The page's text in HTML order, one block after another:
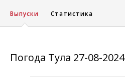
Выпуски Статистика
Погода Тула 27-08-2024